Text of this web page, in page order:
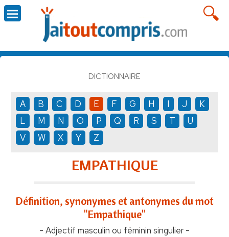
DICTIONNAIRE
A B C D E F G H I J
K
L
M N O P Q R S T
U
V
W X Y Z
EMPATHIQUE
Définition, synonymes et antonymes du mot
"Empathique"
- Adjectif masculin ou féminin singulier -